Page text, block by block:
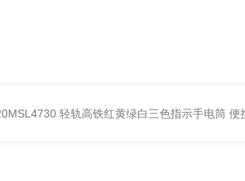
轻轨高铁红黄绿白三色指示手电筒 便